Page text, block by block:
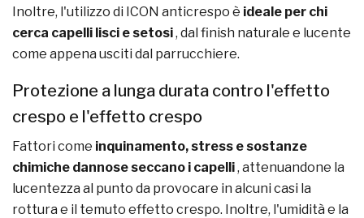
Inoltre, l'utilizzo di ICON anticrespo è ideale per chi
cerca capelli lisci e setosi, dal finish naturale e lucente
come appena usciti dal parrucchiere.
Protezione a lunga durata contro l'effetto
crespo e l'effetto crespo
Fattori come inquinamento, stress e sostanze
chimiche dannose seccano i capelli, attenuandone la
lucentezza al punto da provocare in alcuni casi la
rottura e il temuto effetto crespo. Inoltre, l'umidità e la